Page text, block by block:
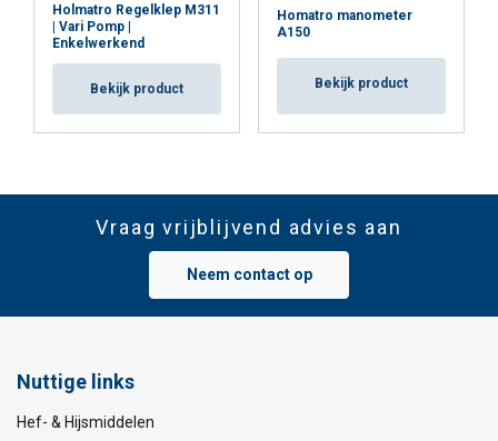
Holmatro Regelklep M311
| Vari Pomp |
Enkelwerkend
Bekijk product
Homatro manometer
A150
Bekijk product
Vraag vrijblijvend advies aan
Neem contact op
Nuttige links
Hef- & Hijsmiddelen